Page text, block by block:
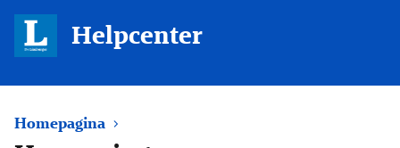
Helpcenter
Homepagina